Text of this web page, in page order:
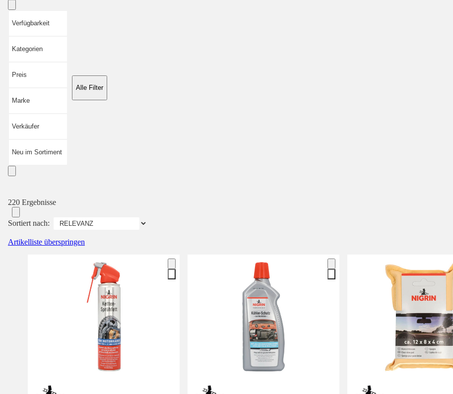
Verfügbarkeit
Kategorien
Preis
Marke
Verkäufer
Neu im Sortiment
Alle Filter
220 Ergebnisse
Sortiert nach:
Artikelliste überspringen